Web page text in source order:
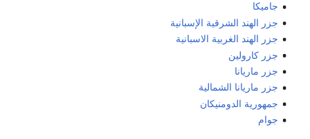
جاميكا
جزر الهند الشرقية الإسبانية
جزر الهند الغربية الاسبانية
جزر كارولين
جزر ماريانا
جزر ماريانا الشمالية
جمهورية الدومنيكان
جوام